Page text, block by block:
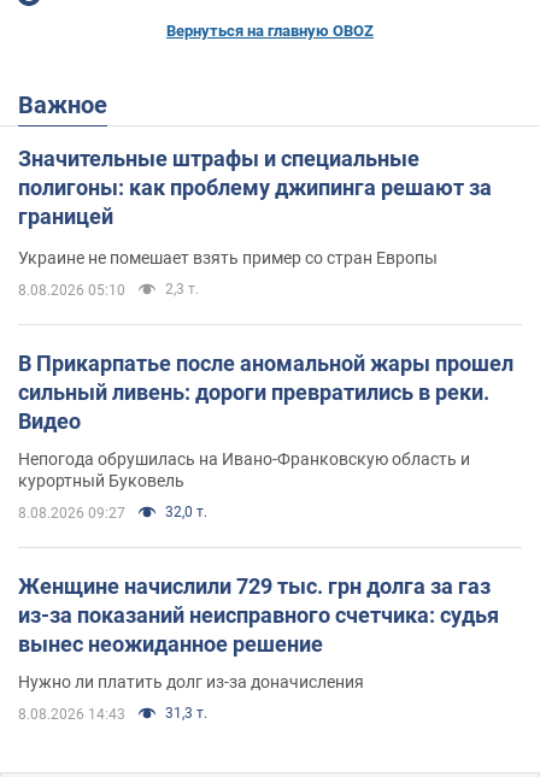
Вернуться на главную OBOZ
Важное
Значительные штрафы и специальные
полигоны: как проблему джипинга решают за
границей
Украине не помешает взять пример со стран Европы
8.08.2026 05:10 2,3 т.
В Прикарпатье после аномальной жары прошел
сильный ливень: дороги превратились в реки.
Видео
Непогода обрушилась на Ивано-Франковскую область и
курортный Буковель
8.08.2026 09:27 32,0 т.
Женщине начислили 729 тыс. грн долга за газ
из-за показаний неисправного счетчика: судья
вынес неожиданное решение
Нужно ли платить долг из-за доначисления
8.08.2026 14:43 31,3 т.